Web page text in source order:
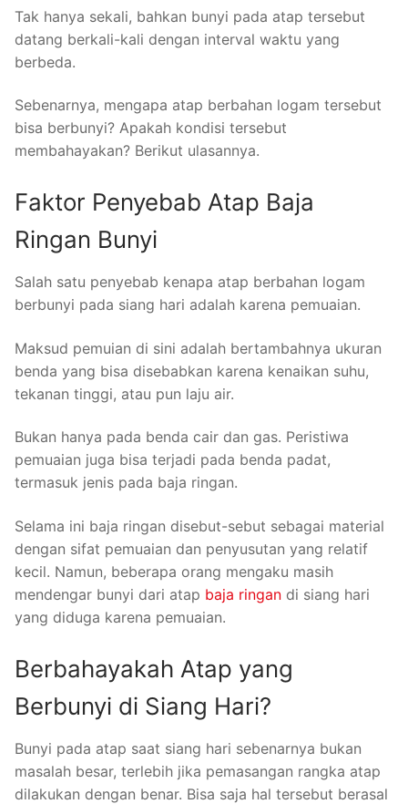
Tak hanya sekali, bahkan bunyi pada atap tersebut
datang berkali-kali dengan interval waktu yang
berbeda.
Sebenarnya, mengapa atap berbahan logam tersebut
bisa berbunyi? Apakah kondisi tersebut
membahayakan? Berikut ulasannya.
Faktor Penyebab Atap Baja
Ringan Bunyi
Salah satu penyebab kenapa atap berbahan logam
berbunyi pada siang hari adalah karena pemuaian.
Maksud pemuian di sini adalah bertambahnya ukuran
benda yang bisa disebabkan karena kenaikan suhu,
tekanan tinggi, atau pun laju air.
Bukan hanya pada benda cair dan gas. Peristiwa
pemuaian juga bisa terjadi pada benda padat,
termasuk jenis pada baja ringan.
Selama ini baja ringan disebut-sebut sebagai material
dengan sifat pemuaian dan penyusutan yang relatif
kecil. Namun, beberapa orang mengaku masih
mendengar bunyi dari atap baja ringan di siang hari
yang diduga karena pemuaian.
Berbahayakah Atap yang
Berbunyi di Siang Hari?
Bunyi pada atap saat siang hari sebenarnya bukan
masalah besar, terlebih jika pemasangan rangka atap
dilakukan dengan benar. Bisa saja hal tersebut berasal